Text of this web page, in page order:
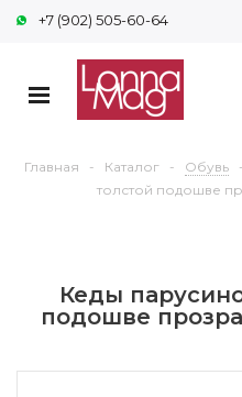
+7 (902) 505-60-64
Главная - Каталог - Обувь -
толстой подошве
Кеды
подошве